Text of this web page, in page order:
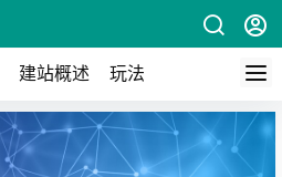
建站概述 玩法